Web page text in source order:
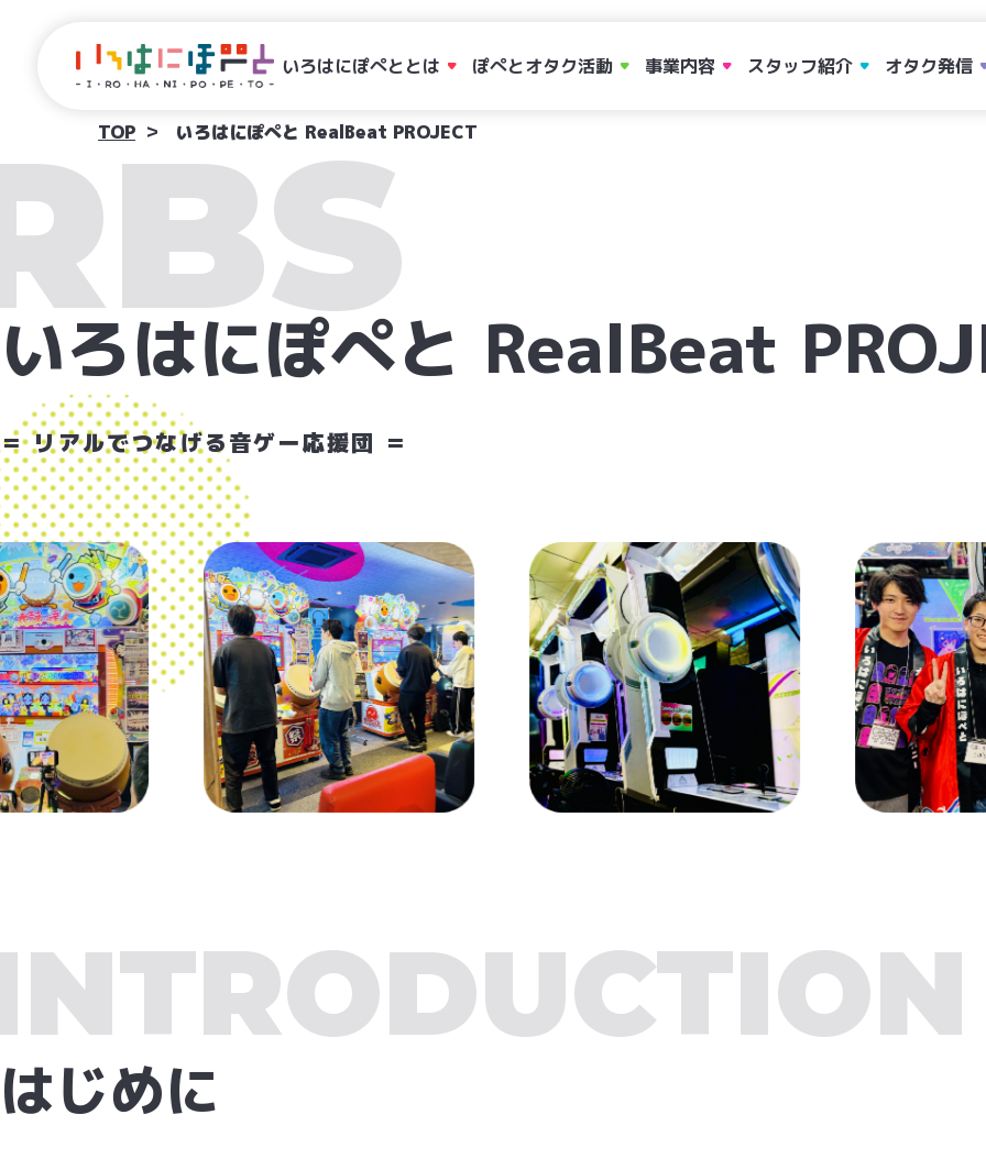
いろはにぽぺととは ぽぺとオタク活動 事業内容 スタッフ紹介 オタク発信
TOP いろはにぽぺと RealBeat PROJECT
いろはにぽぺと RealBeat
＝ リアルでつなげる音ゲー応援団 ＝
はじめに